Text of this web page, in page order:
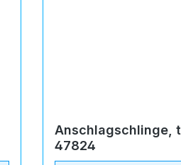
Anschlagschlinge,
47824